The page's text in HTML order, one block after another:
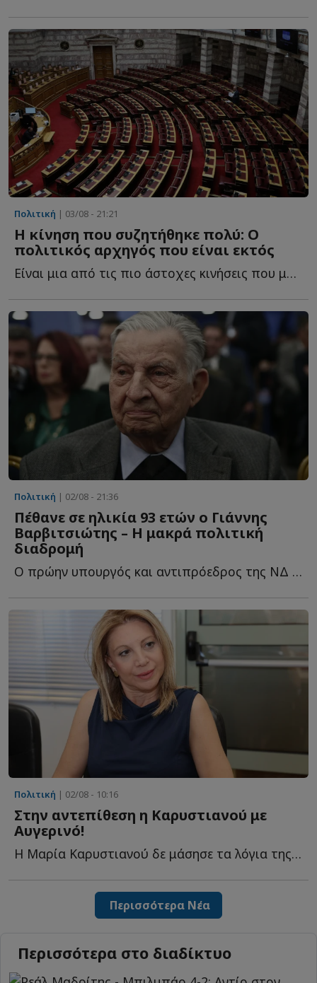
Πολιτική | 03/08 - 21:21
Η κίνηση που συζητήθηκε πολύ: Ο
πολιτικός αρχηγός που είναι εκτός
Είναι μια από τις πιο άστοχες κινήσεις που μπορούσε ν...
Πολιτική | 02/08 - 21:36
Πέθανε σε ηλικία 93 ετών ο Γιάννης
Βαρβιτσιώτης – Η μακρά πολιτική
διαδρομή
Ο πρώην υπουργός και αντιπρόεδρος της ΝΔ πέθανε την η...
Πολιτική | 02/08 - 10:16
Στην αντεπίθεση η Καρυστιανού με
Αυγερινό!
Η Μαρία Καρυστιανού δε μάσησε τα λόγια της για την αιφνίδια α...
Περισσότερα Νέα
Περισσότερα στο διαδίκτυο